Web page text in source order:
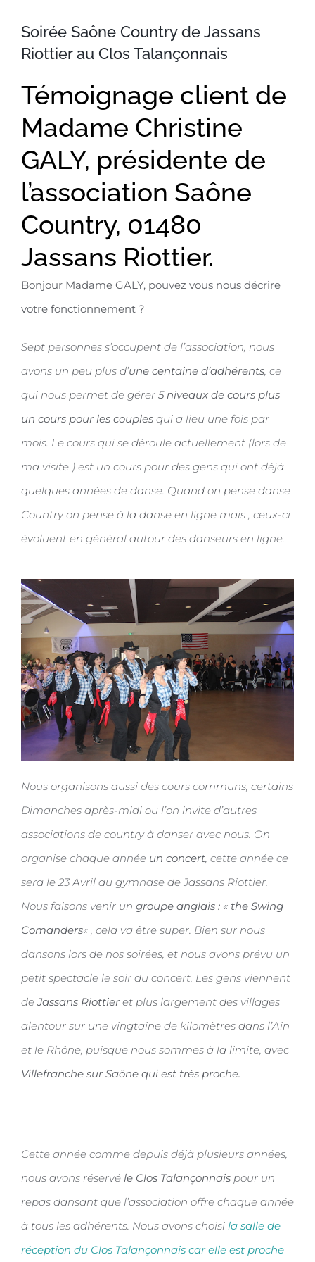
Soirée Saône Country de Jassans
Riottier au Clos Talançonnais
Témoignage client de
Madame Christine
GALY, présidente de
l’association Saône
Country, 01480
Jassans Riottier.
Bonjour Madame GALY, pouvez vous nous décrire
votre fonctionnement ?
Sept personnes s’occupent de l’association, nous
avons un peu plus d’une centaine d’adhérents , ce
qui nous permet de gérer 5 niveaux de cours plus
un cours pour les couples qui a lieu une fois par
mois. Le cours qui se déroule actuellement (lors de
ma visite ) est un cours pour des gens qui ont déjà
quelques années de danse. Quand on pense danse
Country on pense à la danse en ligne mais , ceux-ci
évoluent en général autour des danseurs en ligne.
Nous organisons aussi des cours communs, certains
Dimanches après-midi ou l’on invite d’autres
associations de country à danser avec nous. On
organise chaque année un concert, cette année ce
sera le 23 Avril au gymnase de Jassans Riottier.
Nous faisons venir un groupe anglais : « the Swing
Comanders« , cela va être super. Bien sur nous
dansons lors de nos soirées, et nous avons prévu un
petit spectacle le soir du concert. Les gens viennent
deJassans Riottieret plus largement des villages
alentour sur une vingtaine de kilomètres dans l’Ain
et le Rhône, puisque nous sommes à la limite, avec
Villefranche sur Saône qui est très proche.
Cette année comme depuis déjà plusieurs années,
nous avons réservé le Clos Talançonnais pour un
repas dansant que l’association offre chaque année
à tous les adhérents. Nous avons choisi la salle de
réception du Clos Talançonnais car elle est proche